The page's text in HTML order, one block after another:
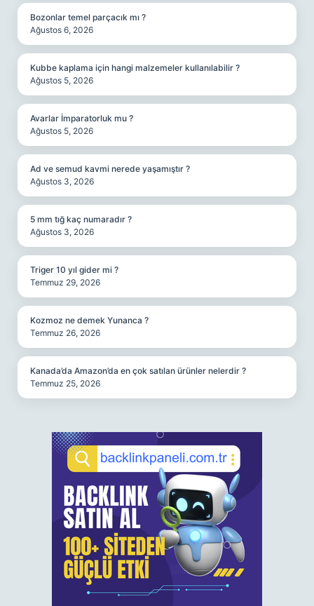
Bozonlar temel parçacık mı ?
Ağustos 6, 2026
Kubbe kaplama için hangi malzemeler kullanılabilir ?
Ağustos 5, 2026
Avarlar İmparatorluk mu ?
Ağustos 5, 2026
Ad ve semud kavmi nerede yaşamıştır ?
Ağustos 3, 2026
5 mm tığ kaç numaradır ?
Ağustos 3, 2026
Triger 10 yıl gider mi ?
Temmuz 29, 2026
Kozmoz ne demek Yunanca ?
Temmuz 26, 2026
Kanada’da Amazon’da en çok satılan ürünler nelerdir ?
Temmuz 25, 2026